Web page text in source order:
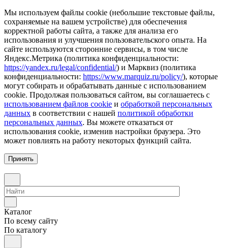
Мы используем файлы cookie (небольшие текстовые файлы,
сохраняемые на вашем устройстве) для обеспечения
корректной работы сайта, а также для анализа его
использования и улучшения пользовательского опыта. На
сайте используются сторонние сервисы, в том числе
Яндекс.Метрика (политика конфиденциальности:
https://yandex.ru/legal/confidential/) и Марквиз (политика
конфиденциальности: https://www.marquiz.ru/policy/), которые
могут собирать и обрабатывать данные с использованием
cookie. Продолжая пользоваться сайтом, вы соглашаетесь с
использованием файлов cookie и обработкой персональных
данных в соответствии с нашей политикой обработки
персональных данных. Вы можете отказаться от
использования cookie, изменив настройки браузера. Это
может повлиять на работу некоторых функций сайта.
Принять
Каталог
По всему сайту
По каталогу